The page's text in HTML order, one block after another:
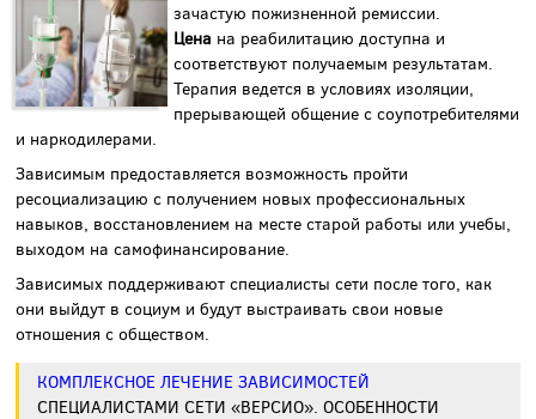
зачастую пожизненной ремиссии.
Цена на реабилитацию доступна и
соответствуют получаемым результатам.
Терапия ведется в условиях изоляции,
прерывающей общение с соупотребителями
и наркодилерами.
Зависимым предоставляется возможность пройти
ресоциализацию с получением новых профессиональных
навыков, восстановлением на месте старой работы или учебы,
выходом на самофинансирование.
Зависимых поддерживают специалисты сети после того, как
они выйдут в социум и будут выстраивать свои новые
отношения с обществом.
КОМПЛЕКСНОЕ ЛЕЧЕНИЕ ЗАВИСИМОСТЕЙ
СПЕЦИАЛИСТАМИ СЕТИ «ВЕРСИО». ОСОБЕННОСТИ